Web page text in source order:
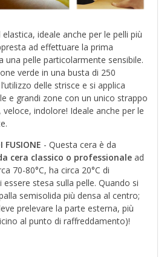
ideale anche per le pelli più
ad effettuare la prima
una pelle particolarmente sensibile.
verde in una busta di 250
delle strisce e si applica
e grandi zone con un unico strappo
indolore! Ideale anche per le
FUSIONE - Questa cera è da
cera classico o professionale ad
70-80°C, ha circa 20°C di
stesa sulla pelle. Quando si
semisolida più densa al centro;
prelevare la parte esterna, più
al punto di raffreddamento)!